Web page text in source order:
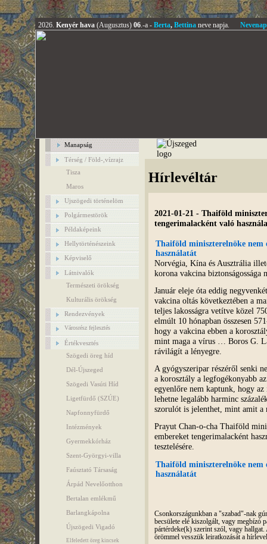
2026. Kenyér hava (Augusztus) 06.-a - Berta, Bettinaneve napja.
Manapság
Térség / Föld-,vízrajz
Tisza
Maros
Ujszögedi történelöm
Polgármestörök
Példaképeink
Hellytörténészeink
Képviselő
Látnivalók
Természeti örökség
Kulturális örökség
Rendezvények
Városrész fejlesztés
Értékvesztés
Szögedi öreg híd
Dél-Újszeged
Szögedi Vasúti Híd
Ligetfürdő (SZÚE)
Napfonnyfürdő
Intézmények
Gyermekkórház
Szent-Györgyi-villa
Faúsztató Társaság
Árpád Nevelőotthon
Bertalan emlékmű
Barlangkápolna
Újszögedi Vigadó
Elfeledett öreg kincsek
Hírlevéltár
2021-01-21 - Thaiföld
tengerimalacként való
Thaiföld miniszterelnöke nem
használatát
Norvégia, Kína és Ausztrália
korona vakcina
Január eleje óta eddig
vakcina oltás következtében a
teljes lakosságra vetítve közel
elmúlt 10 hónapban összesen
hogy a vakcina ebben a
mint maga a vírus … Boros G.
rávilágít a lényegre.
A gyógyszeripar részéről senki
a korosztály a legfogékonyabb
egyenlőre nem kaptunk, hogy az
lehetne legalább harminc
szorulót is jelenthet, mint amit a
Prayut Chan-o-cha Thaiföld
embereket tengerimalacként
tesztelésére.
Thaiföld miniszterelnöke nem
használatát
Csonkországunkban a "szabad"-nak
becsülete elé kiszolgált, vagy megbízó
pártérdeke(k) szerint szól, vagy
örömmel vesszük leiratkozását a